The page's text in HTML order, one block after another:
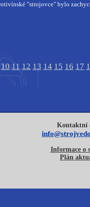
"strojovce" bylo
10 11 12 13 14 15 16 17
Kontaktní
Informace o
Plán